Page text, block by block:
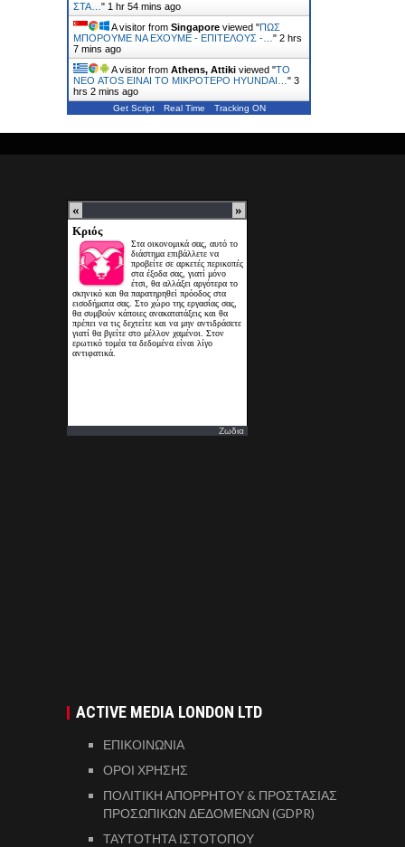
ΣΤΑ… " 1 hr 54 mins ago
A visitor from Singapore viewed "ΠΩΣ
ΜΠΟΡΟΥΜΕ ΝΑ ΕΧΟΥΜΕ - ΕΠΙΤΕΛΟΥΣ -… " 2 hrs
7 mins ago
A visitor from Athens, Attiki viewed "ΤΟ
ΝΕΟ ATOS ΕΙΝΑΙ ΤΟ ΜΙΚΡΟΤΕΡΟ HYUNDAI… " 3
hrs 2 mins ago
Get Script Real Time Tracking ON
Ζωδια
ACTIVE MEDIA LONDON LTD
ΕΠΙΚΟΙΝΩΝΙΑ
ΟΡΟΙ ΧΡΗΣΗΣ
ΠΟΛΙΤΙΚΗ ΑΠΟΡΡΗΤΟΥ & ΠΡΟΣΤΑΣΙΑΣ
ΠΡΟΣΩΠΙΚΩΝ ΔΕΔΟΜΕΝΩΝ (GDPR)
ΤΑΥΤΟΤΗΤΑ ΙΣΤΟΤΟΠΟΥ